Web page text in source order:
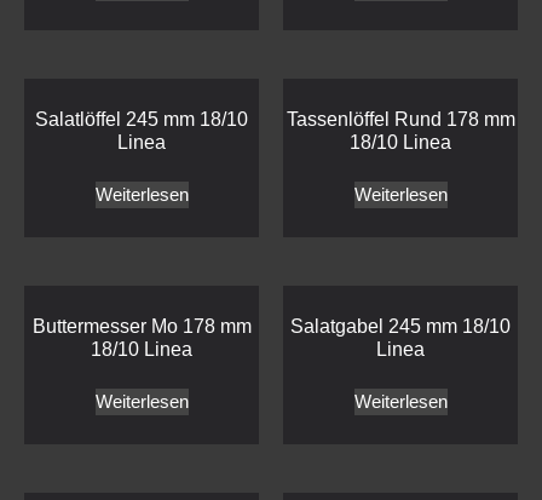
Salatlöffel 245 mm 18/10
Linea
Weiterlesen
Tassenlöffel Rund 178 mm
18/10 Linea
Weiterlesen
Buttermesser Mo 178 mm
18/10 Linea
Weiterlesen
Salatgabel 245 mm 18/10
Linea
Weiterlesen